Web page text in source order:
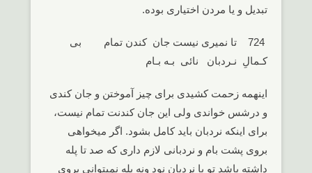
تبدیل و یا مردن اختیاری بوده.
724 تا نمیری نیست جان کندن تمام بی
کـمالِ نـردبان نائی بـه بـام
اینهمه زحمت کشیدی برای چیز آموختن و جان کندی
و درشس خواندی ولی این جان کندنت تمام نیست،
برای اینکه نردبان باید کامل بشود. اگر میخواهی
بروی پشت بام و نردبانی لازم داری که صد تا پله
داشته باشد تو با نردبان نود ونه پله نمیتوانی بروی